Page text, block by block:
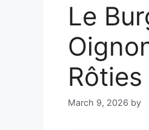
Le
March 9, 2026 by